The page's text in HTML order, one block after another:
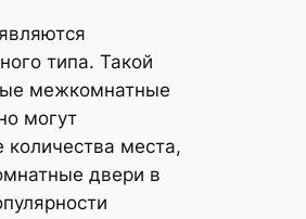
типа. Такой
межкомнатные
могут
количества места,
двери в